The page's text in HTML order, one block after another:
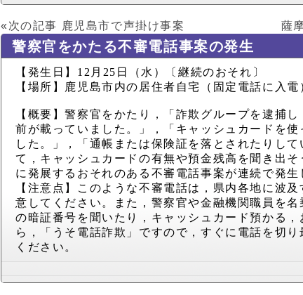
«次の記事 鹿児島市で声掛け事案 薩
警察官をかたる不審電話事案の発生
【発生日】 12 月 25 日（水）〔継続のおそれ〕
【場所】鹿児島市内の居住者自宅（固定電話に入電
【概要】警察官をかたり
，「詐欺グループを逮捕
前が載っていました。」，「キャッシュカードを使
した。」，「通帳または保険証を落とされたりし
て，キャッシュカードの有無や預金残高を聞き出
に発展するおそれのある不審電話事案が連続で発生
【注意点】このような不審電話は，県内各地に波
意してください。また，警察官や金融機関職員を
の暗証番号を聞いたり，キャッシュカード預かる，
ら，「うそ電話詐欺」ですので，すぐに電話を切
ください。